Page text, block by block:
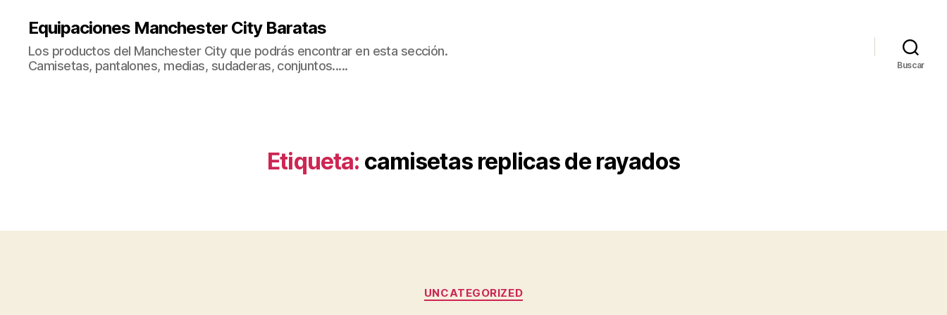
Equipaciones Manchester City Baratas
Los productos del Manchester City que podrás encontrar en esta sección.
Camisetas, pantalones, medias, sudaderas, conjuntos.....
Buscar
Etiqueta: camisetas replicas de rayados
Categorías
UNCATEGORIZED